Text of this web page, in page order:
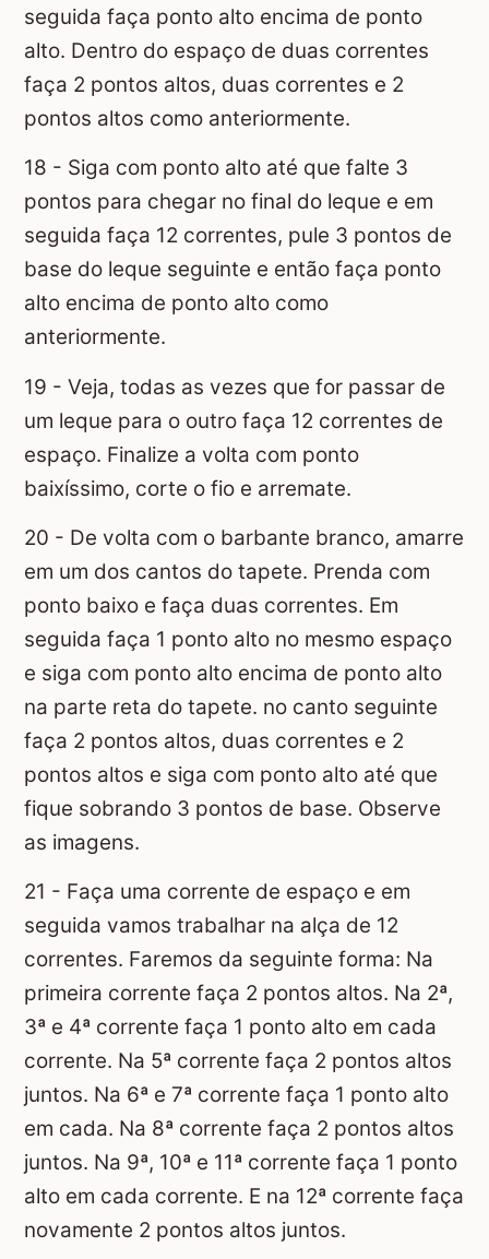
seguida faça ponto alto encima de ponto
alto. Dentro do espaço de duas correntes
faça 2 pontos altos, duas correntes e 2
pontos altos como anteriormente.
18 - Siga com ponto alto até que falte 3
pontos para chegar no final do leque e em
seguida faça 12 correntes, pule 3 pontos de
base do leque seguinte e então faça ponto
alto encima de ponto alto como
anteriormente.
19 - Veja, todas as vezes que for passar de
um leque para o outro faça 12 correntes de
espaço. Finalize a volta com ponto
baixíssimo, corte o fio e arremate.
20 - De volta com o barbante branco, amarre
em um dos cantos do tapete. Prenda com
ponto baixo e faça duas correntes. Em
seguida faça 1 ponto alto no mesmo espaço
e siga com ponto alto encima de ponto alto
na parte reta do tapete. no canto seguinte
faça 2 pontos altos, duas correntes e 2
pontos altos e siga com ponto alto até que
fique sobrando 3 pontos de base. Observe
as imagens.
21 - Faça uma corrente de espaço e em
seguida vamos trabalhar na alça de 12
correntes. Faremos da seguinte forma: Na
primeira corrente faça 2 pontos altos. Na 2ª,
3ª e 4ª corrente faça 1 ponto alto em cada
corrente. Na 5ª corrente faça 2 pontos altos
juntos. Na 6ª e 7ª corrente faça 1 ponto alto
em cada. Na 8ª corrente faça 2 pontos altos
juntos. Na 9ª, 10ª e 11ª corrente faça 1 ponto
alto em cada corrente. E na 12ª corrente faça
novamente 2 pontos altos juntos.